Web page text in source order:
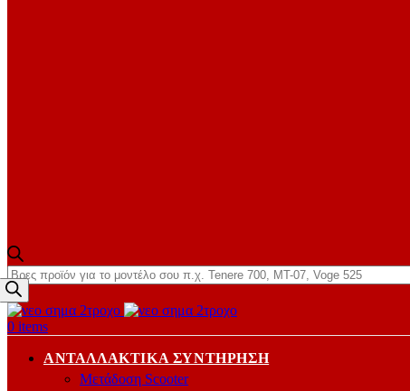
Products
search
0 items
ΑΝΤΑΛΛΑΚΤΙΚΆ ΣΥΝΤΉΡΗΣΗ
Μετάδοση Scooter